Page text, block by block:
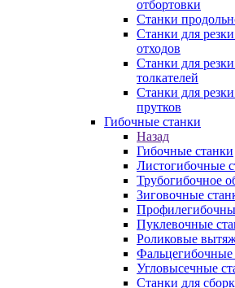
отбортовки
Станки
Станки для
отходов
Станки для
толкателей
Станки для
прутков
Гибочные станки
Назад
Гибочные станки
Листогибочные
Трубогибочное
Зиговочные
Пуклевочные
Роликовые
Фальцегибочные
Угловысечные
Станки для